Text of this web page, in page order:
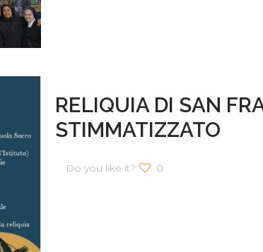
RELIQUIA DI SAN
STIMMATIZZATO
Do you like it? 0